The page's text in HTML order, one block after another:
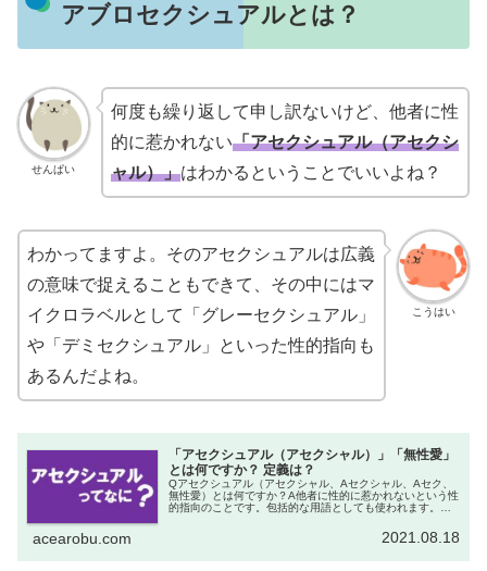
アブロセクシュアルとは？
せんぱい
何度も繰り返して申し訳ないけど、他者に性
的に惹かれない「アセクシュアル（アセクシ
ャル）」はわかるということでいいよね？
こうはい
わかってますよ。そのアセクシュアルは広義
の意味で捉えることもできて、その中にはマ
イクロラベルとして「グレーセクシュアル」
や「デミセクシュアル」といった性的指向も
あるんだよね。
「アセクシュアル（アセクシャル）」「無性愛」
とは何ですか？ 定義は？
Qアセクシュアル（アセクシャル、Aセクシャル、Aセク、
無性愛）とは何ですか？A他者に性的に惹かれないという性
的指向のことです。包括的な用語としても使われます。性
acearobu.com 2021.08.18